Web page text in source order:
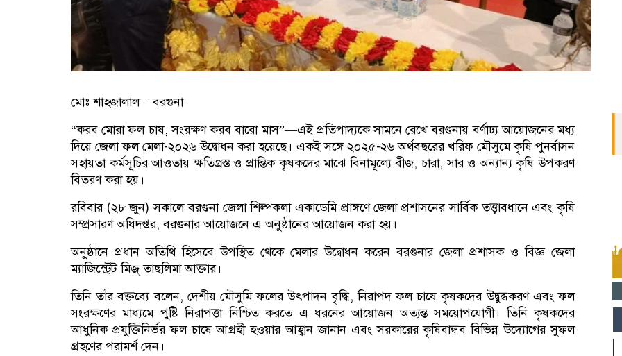
মোঃ শাহজালাল – বরগুনা
“করব মোরা ফল চাষ, সংরক্ষণ করব বারো মাস”—এই প্রতিপাদ্যকে সামনে রেখে বরগুনায় বর্ণাঢ্য আয়োজনের মধ্য
দিয়ে জেলা ফল মেলা-২০২৬ উদ্বোধন করা হয়েছে। একই সঙ্গে ২০২৫-২৬ অর্থবছরের খরিফ মৌসুমে কৃষি পুনর্বাসন
সহায়তা কর্মসূচির আওতায় ক্ষতিগ্রস্ত ও প্রান্তিক কৃষকদের মাঝে বিনামূল্যে বীজ, চারা, সার ও অন্যান্য কৃষি উপকরণ
বিতরণ করা হয়।
রবিবার (২৮ জুন) সকালে বরগুনা জেলা শিল্পকলা একাডেমি প্রাঙ্গণে জেলা প্রশাসনের সার্বিক তত্ত্বাবধানে এবং কৃষি
সম্প্রসারণ অধিদপ্তর, বরগুনার আয়োজনে এ অনুষ্ঠানের আয়োজন করা হয়।
অনুষ্ঠানে প্রধান অতিথি হিসেবে উপস্থিত থেকে মেলার উদ্বোধন করেন বরগুনার জেলা প্রশাসক ও বিজ্ঞ জেলা
ম্যাজিস্ট্রেট মিজ্ তাছলিমা আক্তার।
তিনি তাঁর বক্তব্যে বলেন, দেশীয় মৌসুমি ফলের উৎপাদন বৃদ্ধি, নিরাপদ ফল চাষে কৃষকদের উদ্বুদ্ধকরণ এবং ফল
সংরক্ষণের মাধ্যমে পুষ্টি নিরাপত্তা নিশ্চিত করতে এ ধরনের আয়োজন অত্যন্ত সময়োপযোগী। তিনি কৃষকদের
আধুনিক প্রযুক্তিনির্ভর ফল চাষে আগ্রহী হওয়ার আহ্বান জানান এবং সরকারের কৃষিবান্ধব বিভিন্ন উদ্যোগের সুফল
গ্রহণের পরামর্শ দেন।